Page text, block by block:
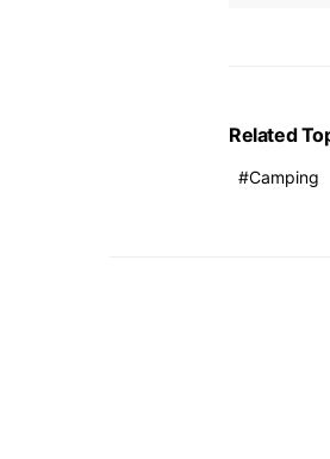
Related
Camping